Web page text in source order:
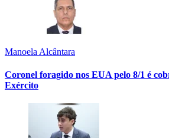
Manoela Alcântara
Coronel foragido nos EUA pelo 8/1 é
Exército